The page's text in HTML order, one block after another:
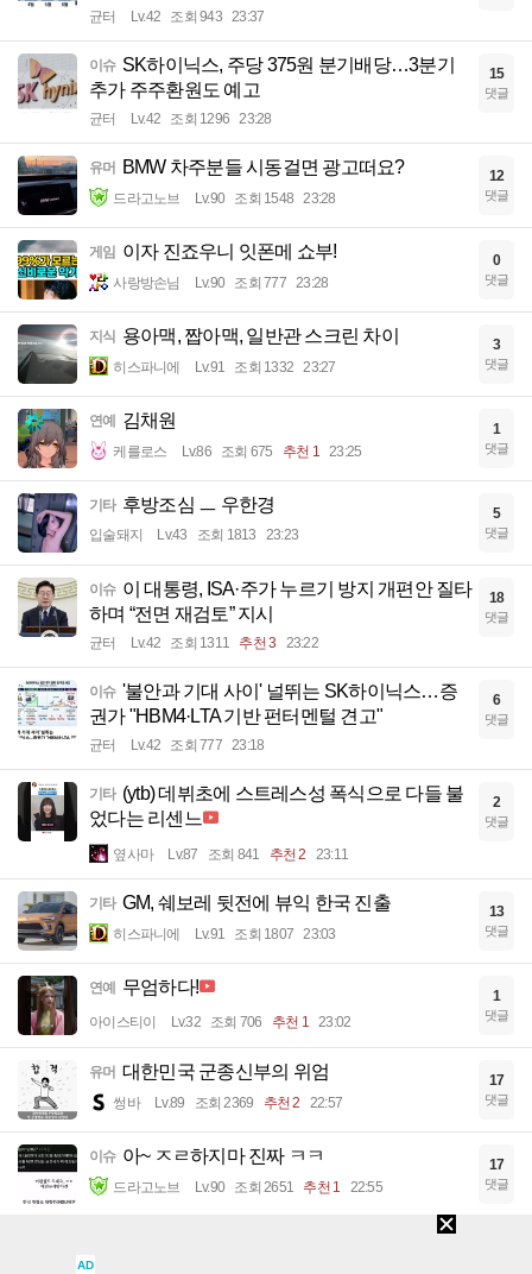
균터 Lv.42 조회 943 23:37
이슈 SK하이닉스, 주당 375원 분기배당…3분기
추가 주주환원도 예고
균터 Lv.42 조회 1296 23:28
15
댓글
유머 BMW 차주분들 시동걸면 광고떠요?
드라고노브 Lv.90 조회 1548 23:28
12
댓글
게임 이자 진죠우니 잇폰메 쇼부!
사랑방손님 Lv.90 조회 777 23:28
0
댓글
지식 용아맥, 짭아맥, 일반관 스크린 차이
히스파니에 Lv.91 조회 1332 23:27
3
댓글
연예 김채원
케를로스 Lv.86 조회 675 추천 1 23:25
1
댓글
기타 후방조심 ㅡ 우한경
입술돼지 Lv.43 조회 1813 23:23
5
댓글
이슈 이 대통령, ISA·주가 누르기 방지 개편안 질타
하며 “전면 재검토” 지시
균터 Lv.42 조회 1311 추천 3 23:22
18
댓글
이슈 '불안과 기대 사이' 널뛰는 SK하이닉스…증
권가 "HBM4·LTA 기반 펀터멘털 견고"
균터 Lv.42 조회 777 23:18
6
댓글
기타 (ytb) 데뷔초에 스트레스성 폭식으로 다들 불
었다는 리센느
옆사마 Lv.87 조회 841 추천 2 23:11
2
댓글
기타 GM, 쉐보레 뒷전에 뷰익 한국 진출
히스파니에 Lv.91 조회 1807 23:03
13
댓글
연예 무엄하다!
아이스티이 Lv.32 조회 706 추천 1 23:02
1
댓글
유머 대한민국 군종신부의 위엄
썽바 Lv.89 조회 2369 추천 2 22:57
17
댓글
이슈 아~ ㅈㄹ하지마 진짜 ㅋㅋ
드라고노브 Lv.90 조회 2651 추천 1 22:55
17
댓글
현재 나이로 치면 꼬꼬마들이 연기를 시작함
AD